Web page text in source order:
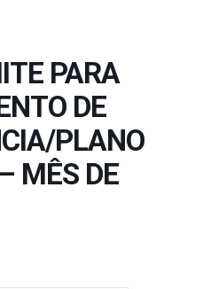
PARA
DE
PLANO
MÊS DE